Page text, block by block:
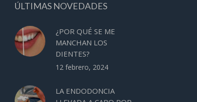
ÚLTIMAS NOVEDADES
¿POR QUÉ SE ME
MANCHAN LOS
DIENTES?
12 febrero, 2024
LA ENDODONCIA